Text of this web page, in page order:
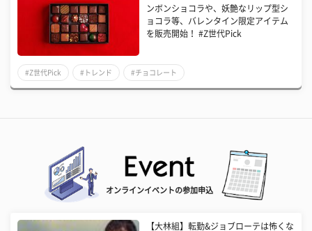
ンボンショコラや、妖艶なリップ型シ
ョコラ等、バレンタイン限定アイテム
を販売開始！ #Z世代Pick
#Z世代Pick #トレンド #チョコレート
オンラインイベントの参加申込
【大林組】転勤&ジョブローテは怖くな